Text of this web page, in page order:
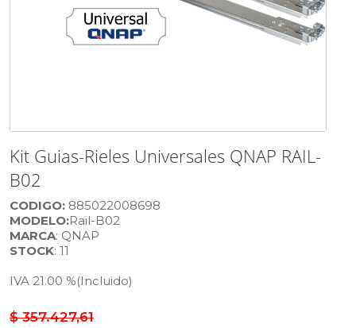
Kit Guias-Rieles Universales QNAP RAIL-
B02
CODIGO: 885022008698
MODELO:Rail-B02
MARCA: QNAP
STOCK: 11
IVA 21.00 %(Incluido)
$ 357.427,61